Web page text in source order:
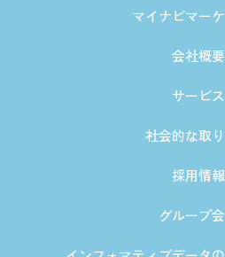
マイナビマー
会社概要
サービス
社会的な取
採用情報
グループ